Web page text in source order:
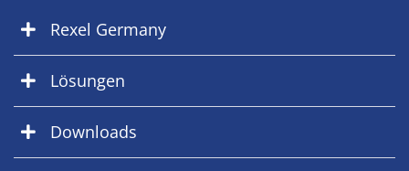
Rexel Germany
Lösungen
Downloads